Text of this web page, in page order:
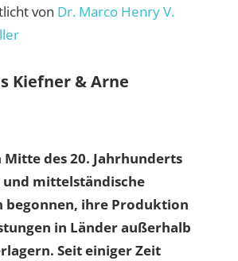
von Dr. Marco Henry V.
Kiefner & Arne
Mitte des 20. Jahrhunderts
und mittelständische
begonnen, ihre Produktion
in Länder außerhalb
Seit einiger Zeit